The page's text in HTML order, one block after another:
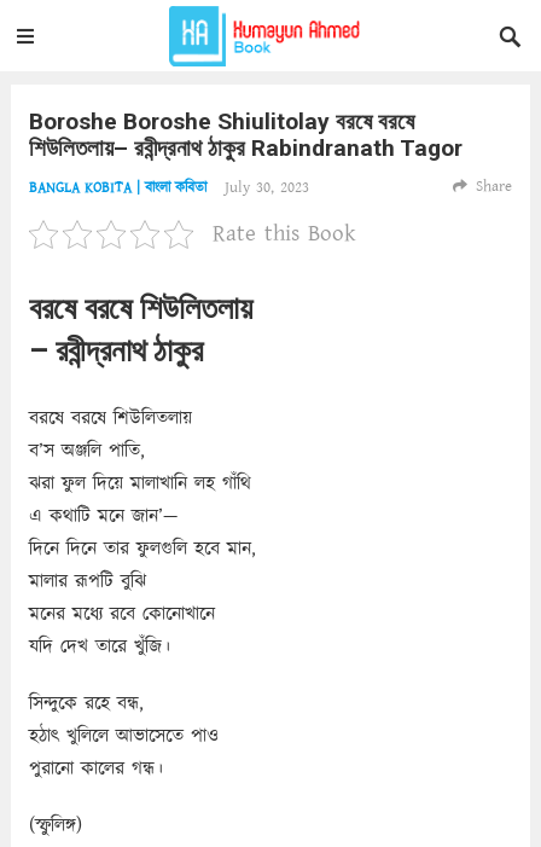
Boroshe Boroshe Shiulitolay বরষে বরষে
শিউলিতলায়– রবীন্দ্রনাথ ঠাকুর Rabindranath Tagor
BANGLA KOBITA | বাংলা কবিতা July 30, 2023 Share
Rate this Book
বরষে বরষে শিউলিতলায়
– রবীন্দ্রনাথ ঠাকুর
বরষে বরষে শিউলিতলায়
ব’স অঞ্জলি পাতি,
ঝরা ফুল দিয়ে মালাখানি লহ গাঁথি
এ কথাটি মনে জান’—
দিনে দিনে তার ফুলগুলি হবে মান,
মালার রূপটি বুঝি
মনের মধ্যে রবে কোনোখানে
যদি দেখ তারে খুঁজি।
সিন্দুকে রহে বন্ধ,
হঠাৎ খুলিলে আভাসেতে পাও
পুরানো কালের গন্ধ।
(স্ফুলিঙ্গ)